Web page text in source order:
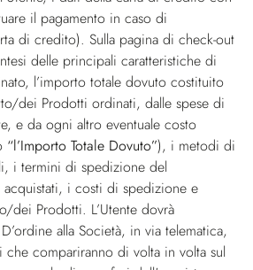
il pagamento in caso di
di credito). Sulla pagina di check-out
delle principali caratteristiche di
l’importo totale dovuto costituito
dei Prodotti ordinati, dalle spese di
e da ogni altro eventuale costo
“l’Importo Totale Dovuto”), i metodi di
i termini di spedizione del
i costi di spedizione e
dei Prodotti. L’Utente dovrà
alla Società, in via telematica,
compariranno di volta in volta sul